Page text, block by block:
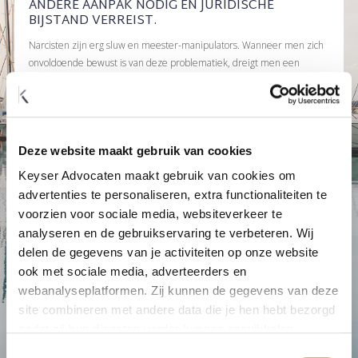
Deze website maakt gebruik van cookies
Keyser Advocaten maakt gebruik van cookies om
advertenties te personaliseren, extra functionaliteiten te
voorzien voor sociale media, websiteverkeer te
analyseren en de gebruikservaring te verbeteren. Wij
delen de gegevens van je activiteiten op onze website
ook met sociale media, adverteerders en
webanalyseplatformen. Zij kunnen de gegevens van deze
site combineren met andere data die je hen hebt bezorgd
ANDERE AANPAK NODIG EN JURIDISCHE
BIJSTAND VERREIST.
Narcisten zijn erg sluw en meester-manipulators. Wanneer men zich
onvoldoende bewust is van deze problematiek, dreigt men een
onzekerheid voor de eigen rechten, of die van de kinderen op te
komen.
“Angst voor mogelijke acties van de narcist is een slechte raadgever.
Grenzen afbakenen is een belangrijk wapen en dus van primordiaal
belang in de strijd tegen de narcist. Deze grenzen worden samen met
een eigen raadsman uitgewerkt terwijl er wordt bekeken hoe het leven
er na de relatie kan uitzien.”
MEER INFO